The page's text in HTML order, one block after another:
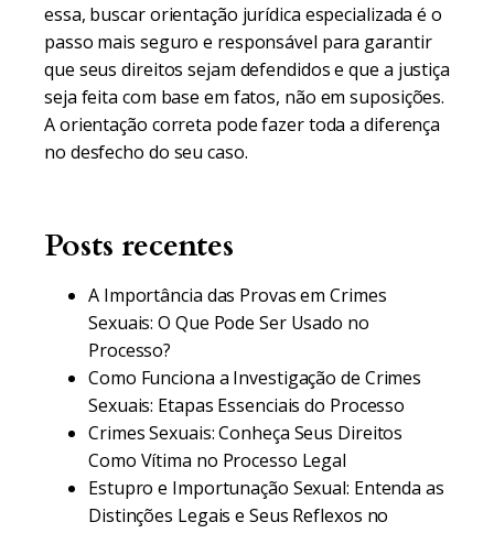
essa, buscar orientação jurídica especializada é o
passo mais seguro e responsável para garantir
que seus direitos sejam defendidos e que a justiça
seja feita com base em fatos, não em suposições.
A orientação correta pode fazer toda a diferença
no desfecho do seu caso.
Posts recentes
A Importância das Provas em Crimes
Sexuais: O Que Pode Ser Usado no
Processo?
Como Funciona a Investigação de Crimes
Sexuais: Etapas Essenciais do Processo
Crimes Sexuais: Conheça Seus Direitos
Como Vítima no Processo Legal
Estupro e Importunação Sexual: Entenda as
Distinções Legais e Seus Reflexos no